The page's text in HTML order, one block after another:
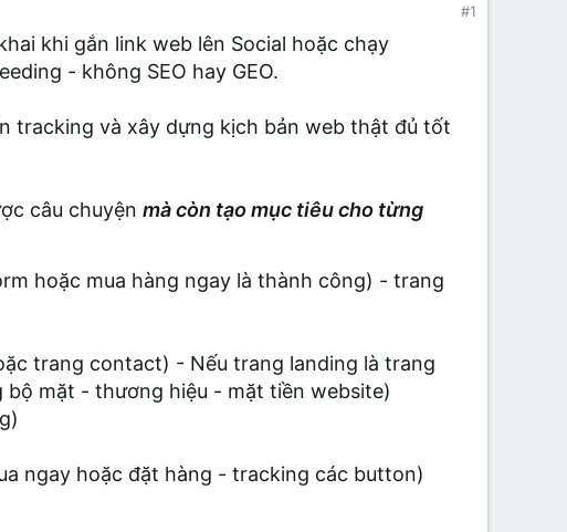
#1
khi gắn link web lên Social hoặc chạy
- không SEO hay GEO.
tracking và xây dựng kịch bản web thật đủ tốt
câu chuyện mà còn tạo mục tiêu cho từng
hoặc mua hàng ngay là thành công) - trang
trang contact) - Nếu trang landing là trang
mặt - thương hiệu - mặt tiền website)
ngay hoặc đặt hàng - tracking các button)